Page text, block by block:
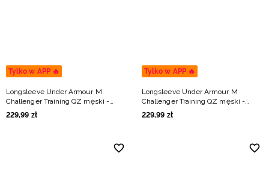
Tylko w APP 🔥
Longsleeve Under Armour M
Challenger Training QZ męski -
szary
229,99 zł
Tylko w APP 🔥
Longsleeve Under Armour M
Challenger Training QZ męski -
czarny
229,99 zł